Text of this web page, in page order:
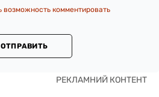
возможность комментировать
ОТПРАВИТЬ